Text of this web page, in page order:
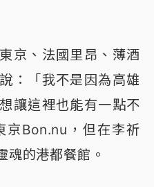
京、法國里昂、薄酒
：「我不是因為高雄
讓這裡也能有一點不
京Bon.nu，但在李祈
魂的港都餐館。